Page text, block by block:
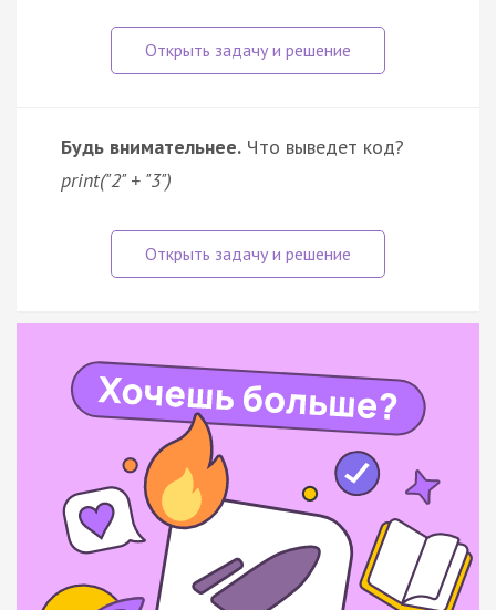
Будь внимательнее. Что выведет код?
print("2" + "3")